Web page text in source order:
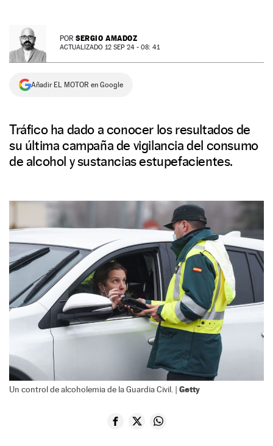
SERVICIOS
NEWSLETTER
SÍGUENOS
POR SERGIO AMADOZ
ACTUALIZADO 12 SEP 24 - 08: 41
Añadir EL MOTOR en Google
Tráfico ha dado a conocer los resultados de
su última campaña de vigilancia del consumo
de alcohol y sustancias estupefacientes.
Un control de alcoholemia de la Guardia Civil. | Getty